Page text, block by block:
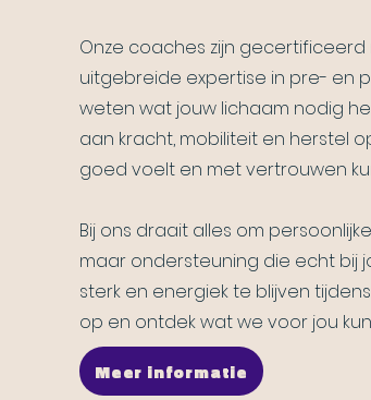
Onze coaches zijn
uitgebreide expertise in pre- en
weten wat jouw lichaam nodig
aan kracht, mobiliteit en herstel
goed voelt en met vertrouwen
Bij ons draait alles om
maar ondersteuning die echt bij
sterk en energiek te blijven
op en ontdek wat we voor jou
Meer informatie